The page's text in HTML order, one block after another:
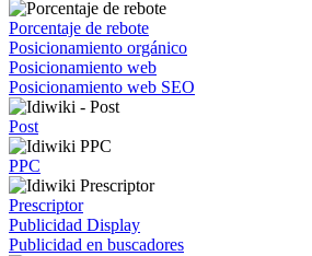
Porcentaje de rebote
Posicionamiento orgánico
Posicionamiento web
Posicionamiento web SEO
Post
PPC
Prescriptor
Publicidad Display
Publicidad en buscadores